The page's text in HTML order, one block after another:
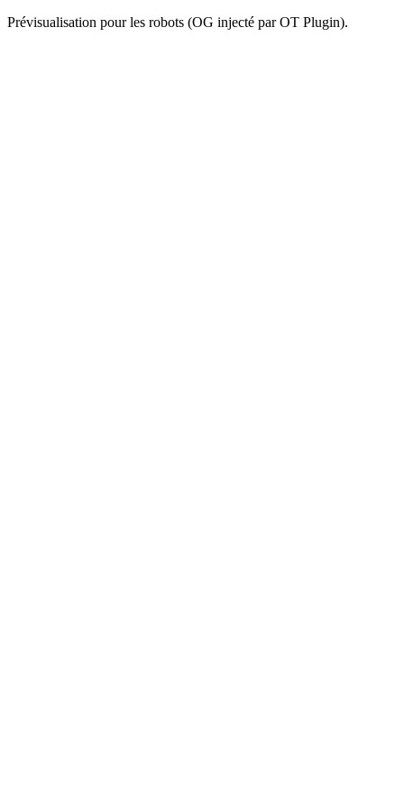
Prévisualisation pour les robots (OG injecté par OT Plugin).